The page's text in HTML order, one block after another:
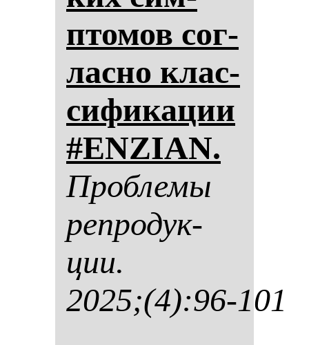
пто­мов сог­
лас­но клас­
си­фи­ка­ции
#ENZIAN.
Проб­ле­мы
реп­ро­дук­
ции.
2025;(4):96-101